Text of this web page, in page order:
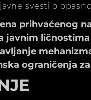
svesti o
prihvaćenog
javnim
ograničenja